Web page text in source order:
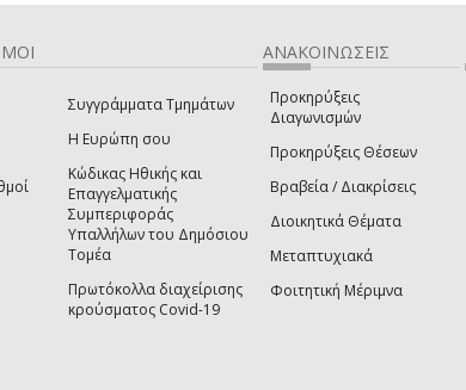
Συγγράμματα Τμημάτων
Η Ευρώπη σου
Κώδικας Ηθικής και
Επαγγελματικής
Συμπεριφοράς
Υπαλλήλων του Δημόσιου
Τομέα
Πρωτόκολλα διαχείρισης
κρούσματος Covid-19
ΑΝΑΚΟΙΝΩΣΕΙΣ
Προκηρύξεις
Διαγωνισμών
Προκηρύξεις Θέσεων
Βραβεία / Διακρίσεις
Διοικητικά Θέματα
Μεταπτυχιακά
Φοιτητική Μέριμνα